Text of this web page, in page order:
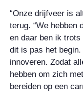
“Onze drijfveer is
terug. “We hebben
en daar ben ik
dit is pas het
innoveren. Zodat
hebben om zich
bereiden op een